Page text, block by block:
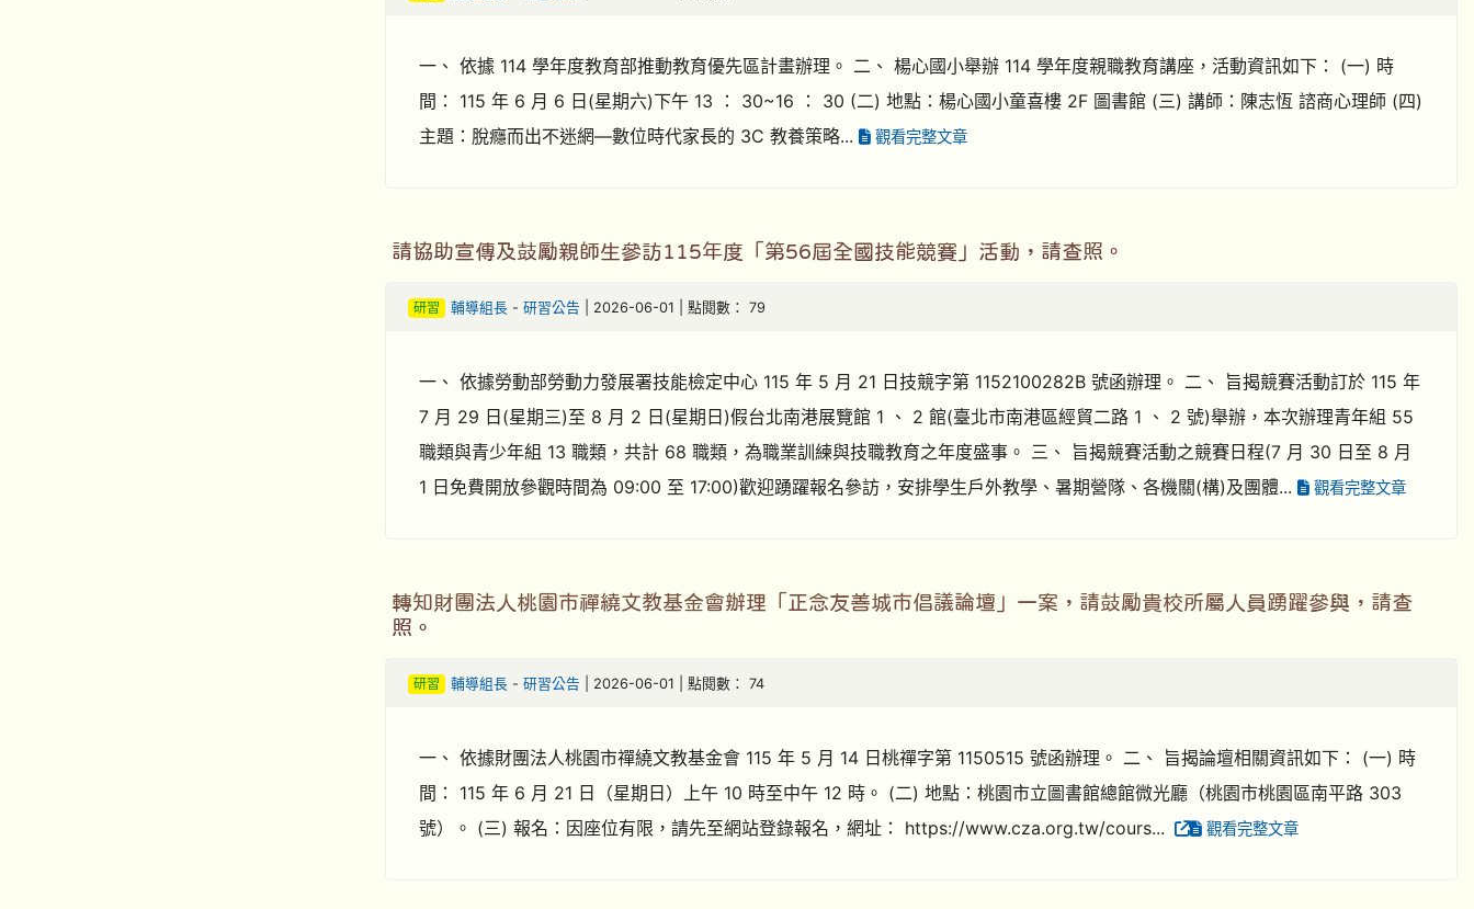
一、 依據 114 學年度教育部推動教育優先區計畫辦理。 二、 楊心國小舉辦 114 學年度親職教育講座，活動資訊如下： (一) 時
間： 115 年 6 月 6 日(星期六)下午 13 ： 30~16 ： 30 (二) 地點：楊心國小童喜樓 2F 圖書館 (三) 講師：陳志恆 諮商心理師 (四)
主題：脫癮而出不迷網—數位時代家長的 3C 教養策略...
觀看完整文章
請協助宣傳及鼓勵親師生參訪115年度「第56屆全國技能競賽」活動，請查照。
研習 輔導組長- 研習公告 | 2026-06-01 | 點閱數： 79
一、 依據勞動部勞動力發展署技能檢定中心 115 年 5 月 21 日技競字第 1152100282B 號函辦理。 二、 旨揭競賽活動訂於 115 年
7 月 29 日(星期三)至 8 月 2 日(星期日)假台北南港展覽館 1 、 2 館(臺北市南港區經貿二路 1 、 2 號)舉辦，本次辦理青年組 55
職類與青少年組 13 職類，共計 68 職類，為職業訓練與技職教育之年度盛事。 三、 旨揭競賽活動之競賽日程(7 月 30 日至 8 月
1 日免費開放參觀時間為 09:00 至 17:00)歡迎踴躍報名參訪，安排學生戶外教學、暑期營隊、各機關(構)及團體...
觀看完整文章
轉知財團法人桃園市禪繞文教基金會辦理「正念友善城市倡議論壇」一案，請鼓勵貴校所屬人員踴躍參與，請查
照。
研習 輔導組長- 研習公告 | 2026-06-01 | 點閱數： 74
一、 依據財團法人桃園市禪繞文教基金會 115 年 5 月 14 日桃禪字第 1150515 號函辦理。 二、 旨揭論壇相關資訊如下： (一) 時
間： 115 年 6 月 21 日（星期日）上午 10 時至中午 12 時。 (二) 地點：桃園市立圖書館總館微光廳（桃園市桃園區南平路 303
號）。 (三) 報名：因座位有限，請先至網站登錄報名，網址： https://www.cza.org.tw/cours...
觀看完整文章